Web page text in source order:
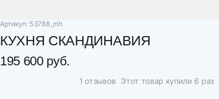
Артикул: 53788_mh
КУХНЯ СКАНДИНАВИЯ
195 600 руб.
1 отзывов Этот товар купили 6 раз